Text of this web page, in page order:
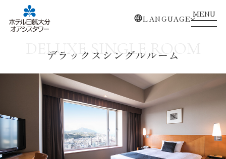
LANGUAGEMENU
DELUXE SINGLE ROOM
デラックスシングルルーム